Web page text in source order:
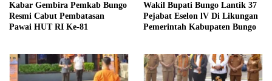
Kabar Gembira Pemkab Bungo
Resmi Cabut Pembatasan
Pawai HUT RI Ke-81
Wakil Bupati Bungo Lantik 37
Pejabat Eselon lV Di Likungan
Pemerintah Kabupaten Bungo